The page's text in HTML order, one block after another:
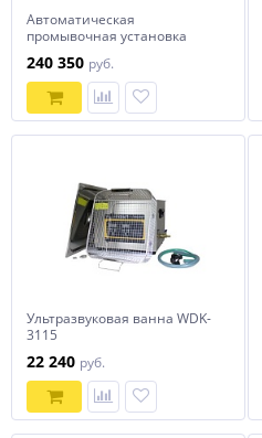
Автоматическая
промывочная установка
240 350 руб.
Ультразвуковая ванна WDK-
3115
22 240 руб.